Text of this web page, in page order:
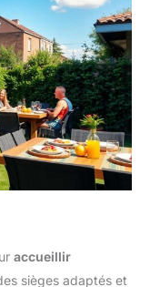
accueillir
sièges adaptés et